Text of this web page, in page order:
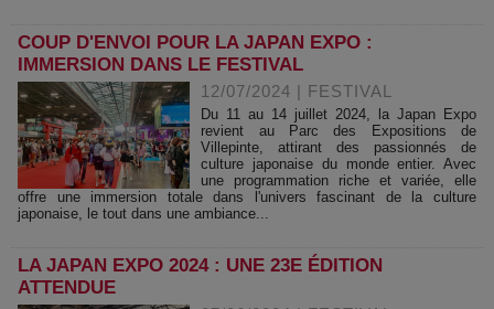
COUP D'ENVOI POUR LA JAPAN EXPO :
IMMERSION DANS LE FESTIVAL
12/07/2024 | FESTIVAL
Du 11 au 14 juillet 2024, la Japan Expo
revient au Parc des Expositions de
Villepinte, attirant des passionnés de
culture japonaise du monde entier. Avec
une programmation riche et variée, elle
offre une immersion totale dans l'univers fascinant de la culture
japonaise, le tout dans une ambiance...
LA JAPAN EXPO 2024 : UNE 23E ÉDITION
ATTENDUE